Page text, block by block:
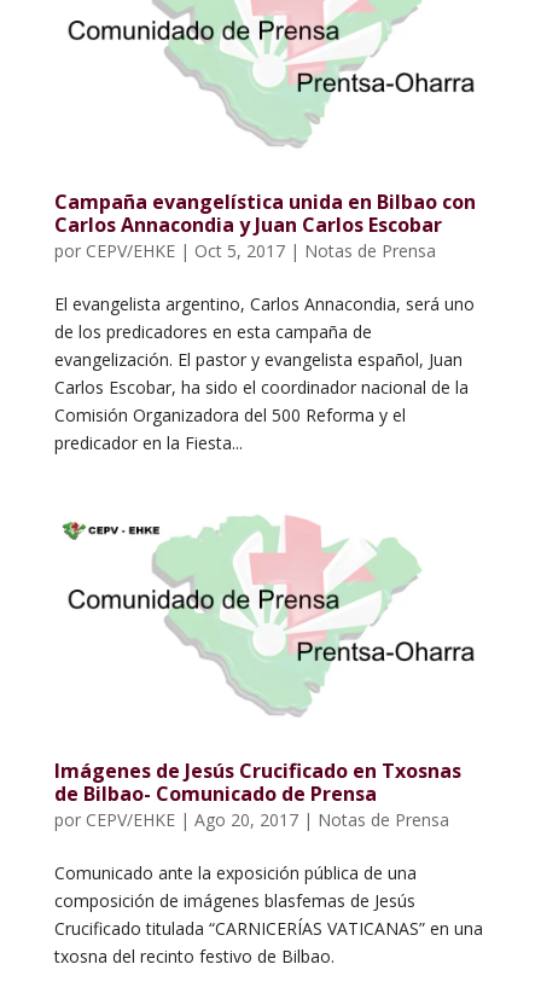
Campaña evangelística unida en Bilbao con
Carlos Annacondia y Juan Carlos Escobar
por CEPV/EHKE| Oct 5, 2017| Notas de Prensa
El evangelista argentino, Carlos Annacondia, será uno
de los predicadores en esta campaña de
evangelización. El pastor y evangelista español, Juan
Carlos Escobar, ha sido el coordinador nacional de la
Comisión Organizadora del 500 Reforma y el
predicador en la Fiesta...
Imágenes de Jesús Crucificado en Txosnas
de Bilbao- Comunicado de Prensa
por CEPV/EHKE| Ago 20, 2017| Notas de Prensa
Comunicado ante la exposición pública de una
composición de imágenes blasfemas de Jesús
Crucificado titulada “CARNICERÍAS VATICANAS” en una
txosna del recinto festivo de Bilbao.